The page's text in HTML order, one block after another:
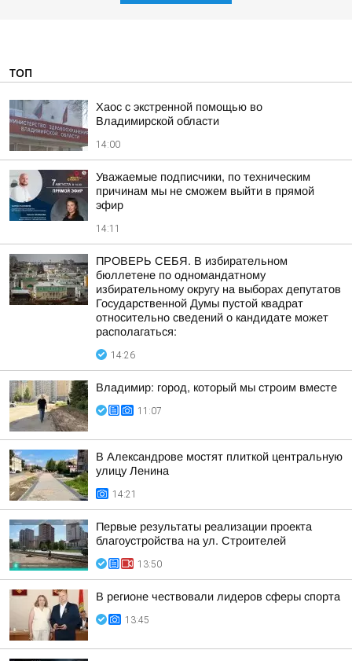
ТОП
Хаос с экстренной помощью во
Владимирской области
14:00
Уважаемые подписчики, по техническим
причинам мы не сможем выйти в прямой
эфир
14:11
ПРОВЕРЬ СЕБЯ. В избирательном
бюллетене по одномандатному
избирательному округу на выборах депутатов
Государственной Думы пустой квадрат
относительно сведений о кандидате может
располагаться:
14:26
Владимир: город, который мы строим вместе
11:07
В Александрове мостят плиткой центральную
улицу Ленина
14:21
Первые результаты реализации проекта
благоустройства на ул. Строителей
13:50
В регионе чествовали лидеров сферы спорта
13:45